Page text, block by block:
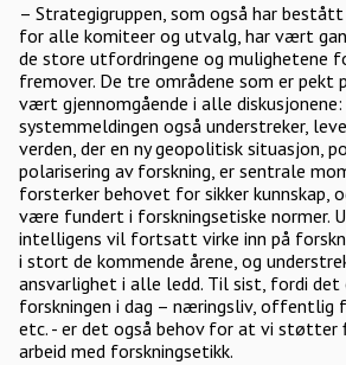
– Strategigruppen, som også har
for alle komiteer og utvalg, har vært
de store utfordringene og mulighetene
fremover. De tre områdene som er pekt
vært gjennomgående i alle diskusjonene:
systemmeldingen også understreker,
verden, der en ny geopolitisk situasjon,
polarisering av forskning, er sentrale
forsterker behovet for sikker kunnskap,
være fundert i forskningsetiske normer.
intelligens vil fortsatt virke inn på
i stort de kommende årene, og
ansvarlighet i alle ledd. Til sist, fordi det
forskningen i dag – næringsliv, offentlig
etc. - er det også behov for at vi støtter
arbeid med forskningsetikk.